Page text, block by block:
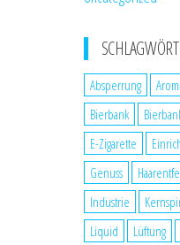
Absperrung
Bierbank
E-Zigarette
Genuss
Industrie
Liquid
Lüftung